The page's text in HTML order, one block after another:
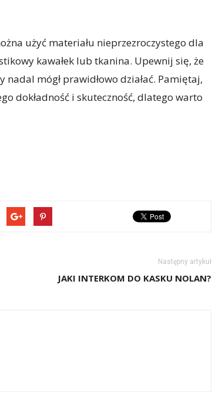
użyć materiału nieprzezroczystego dla
kawałek lub tkanina. Upewnij się, że
nadal mógł prawidłowo działać. Pamiętaj,
dokładność i skuteczność, dlatego warto
Następny artykuł
JAKI INTERKOM DO KASKU NOLAN?